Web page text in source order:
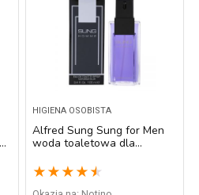
HIGIENA OSOBISTA
Alfred Sung Sung for Men
woda toaletowa dla
★ ★ ★ ★ ★